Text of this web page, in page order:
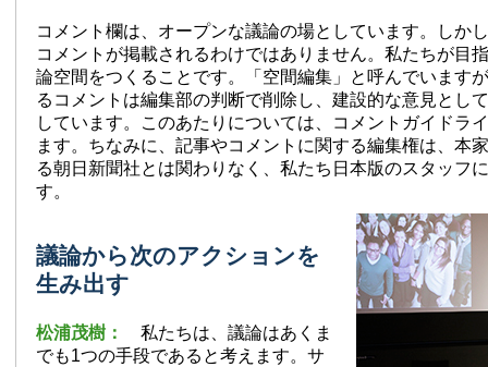
コメント欄は、オープンな議論の場としています。しか
コメントが掲載されるわけではありません。私たちが目
論空間をつくることです。「空間編集」と呼んでいます
るコメントは編集部の判断で削除し、建設的な意見とし
しています。このあたりについては、コメントガイドラ
ます。ちなみに、記事やコメントに関する編集権は、本
る朝日新聞社とは関わりなく、私たち日本版のスタッフ
す。
議論から次のアクションを
生み出す
松浦茂樹： 私たちは、議論はあくま
でも1つの手段であると考えます。サ